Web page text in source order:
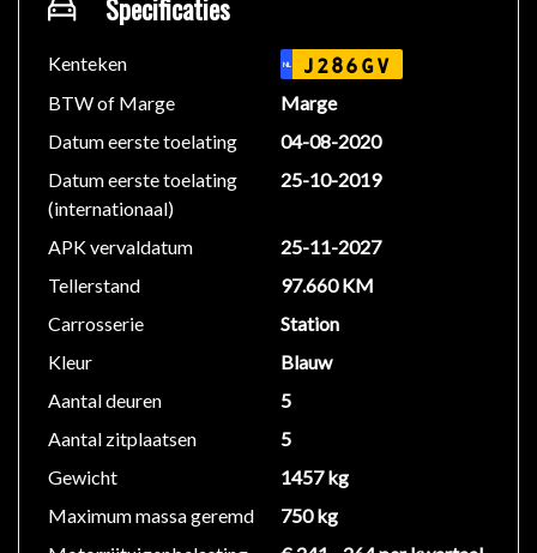
Specificaties
Kenteken NL J286GV
BTW of Marge
Marge
Datum eerste toelating
04-08-2020
Datum eerste toelating
(internationaal)
25-10-2019
APK vervaldatum
25-11-2027
Tellerstand
97.660 KM
Carrosserie
Station
Kleur
Blauw
Aantal deuren
5
Aantal zitplaatsen
5
Gewicht
1457 kg
Maximum massa geremd
750 kg